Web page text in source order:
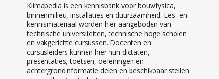
Klimapedia is een kennisbank voor bouwfysica,
binnenmilieu, installaties en duurzaamheid. Les- en
kennismateriaal worden hier aangeboden van
technische universiteiten, technische hoge scholen
en vakgerichte cursussen. Docenten en
cursusleiders kunnen hier hun dictaten,
presentaties, toetsen, oefeningen en
achtergrondinformatie delen en beschikbaar stellen